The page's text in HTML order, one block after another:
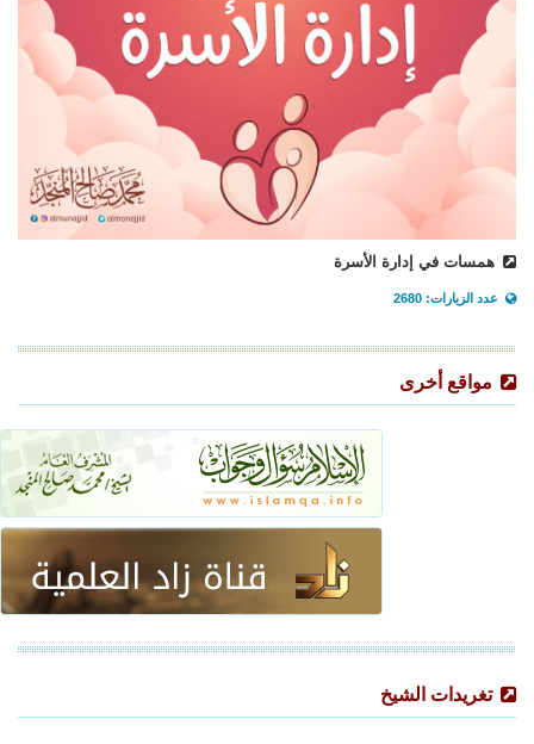
همسات في إدارة الأسرة
عدد الزيارات: 2680
مواقع أخرى
تغريدات الشيخ